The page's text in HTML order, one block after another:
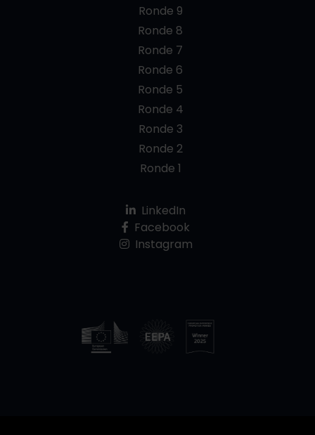
Ronde 9
Ronde 8
Ronde 7
Ronde 6
Ronde 5
Ronde 4
Ronde 3
Ronde 2
Ronde 1
LinkedIn
Facebook
Instagram